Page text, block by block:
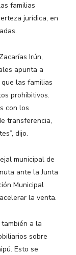
familias
jurídica, en
Irún,
apunta a
las familias
prohibitivos.
con los
transferencia,
dijo.
municipal de
ante la Junta
Municipal
la venta.
a la
sobre
Esto se